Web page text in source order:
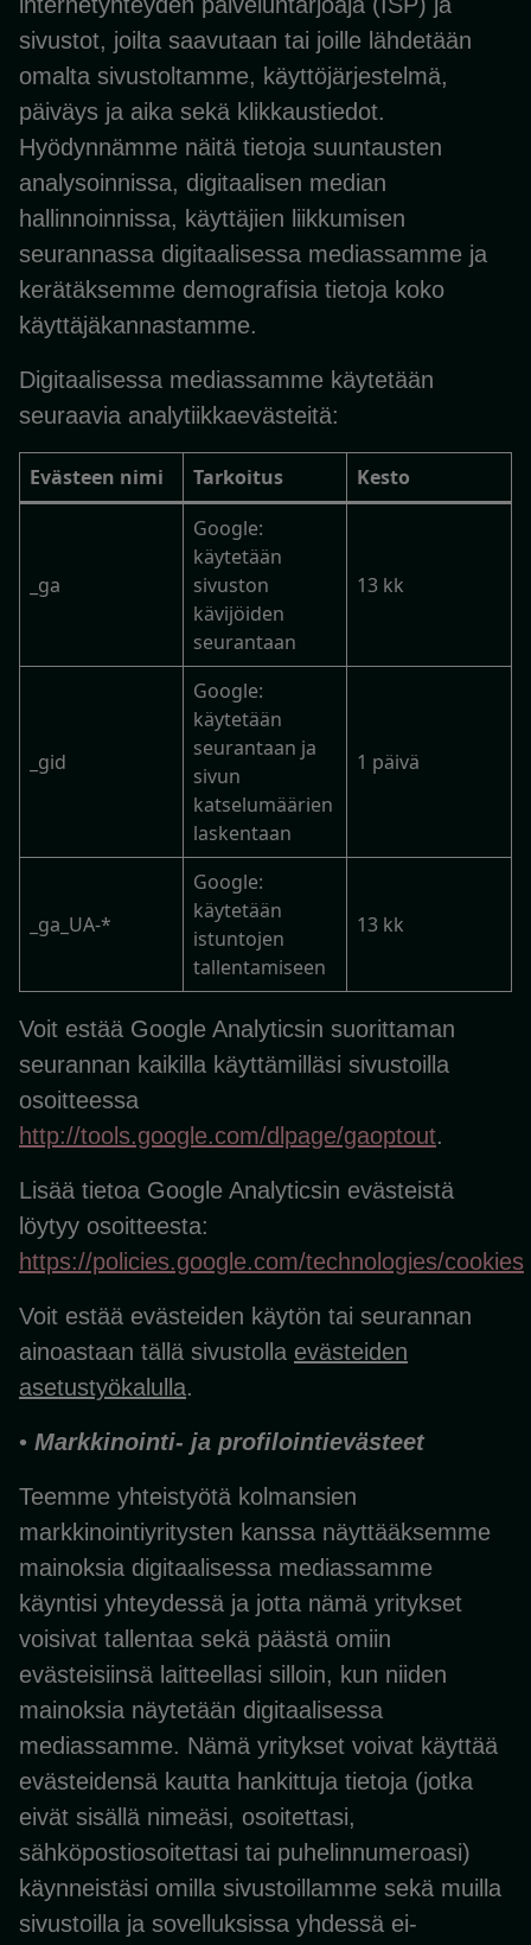
sivustot, joilta saavutaan tai joille lähdetään
omalta sivustoltamme, käyttöjärjestelmä,
päiväys ja aika sekä klikkaustiedot.
Hyödynnämme näitä tietoja suuntausten
analysoinnissa, digitaalisen median
hallinnoinnissa, käyttäjien liikkumisen
seurannassa digitaalisessa mediassamme ja
kerätäksemme demografisia tietoja koko
käyttäjäkannastamme.
Digitaalisessa mediassamme käytetään
seuraavia analytiikkaevästeitä:
Evästeen nimi Tarkoitus Kesto
_ga
Google:
käytetään
sivuston
kävijöiden
seurantaan
13 kk
_gid
Google:
käytetään
seurantaan ja
sivun
katselumäärien
laskentaan
1 päivä
_ga_UA-*
Google:
käytetään
istuntojen
tallentamiseen
13 kk
Voit estää Google Analyticsin suorittaman
seurannan kaikilla käyttämilläsi sivustoilla
osoitteessa
http://tools.google.com/dlpage/gaoptout.
Lisää tietoa Google Analyticsin evästeistä
löytyy osoitteesta:
https://policies.google.com/technologies/cookies
Voit estää evästeiden käytön tai seurannan
ainoastaan tällä sivustolla evästeiden
asetustyökalulla.
• Markkinointi- ja profilointievästeet
Teemme yhteistyötä kolmansien
markkinointiyritysten kanssa näyttääksemme
mainoksia digitaalisessa mediassamme
käyntisi yhteydessä ja jotta nämä yritykset
voisivat tallentaa sekä päästä omiin
evästeisiinsä laitteellasi silloin, kun niiden
mainoksia näytetään digitaalisessa
mediassamme. Nämä yritykset voivat käyttää
evästeidensä kautta hankittuja tietoja (jotka
eivät sisällä nimeäsi, osoitettasi,
sähköpostiosoitettasi tai puhelinnumeroasi)
käynneistäsi omilla sivustoillamme sekä muilla
sivustoilla ja sovelluksissa yhdessä ei-